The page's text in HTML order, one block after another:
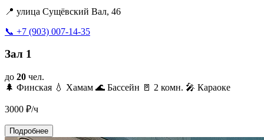
📍 улица Сущёвский Вал, 46
📞 +7 (903) 007-14-35
Зал 1
до 20 чел.
🌲 Финская 💧 Хамам 🌊 Бассейн 🚪 2 комн. 🎤 Караоке
3000 ₽/ч
Подробнее